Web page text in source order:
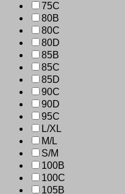
75C
80B
80C
80D
85B
85C
85D
90C
90D
95C
L/XL
M/L
S/M
100B
100C
105B